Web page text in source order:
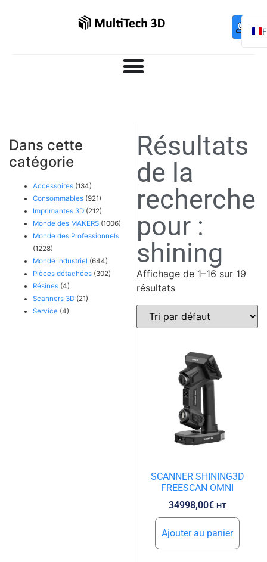
0,00 €
Dans cette
catégorie
Accessoires (134)
Consommables (921)
Imprimantes 3D (212)
Monde des MAKERS (1006)
Monde des Professionnels
(1228)
Monde Industriel (644)
Pièces détachées (302)
Résines (4)
Scanners 3D (21)
Service (4)
Résultats
de la
recherche
pour :
shining
Affichage de 1–16 sur 19
résultats
SCANNER SHINING3D
FREESCAN OMNI
34998,00€ HT
Ajouter au panier